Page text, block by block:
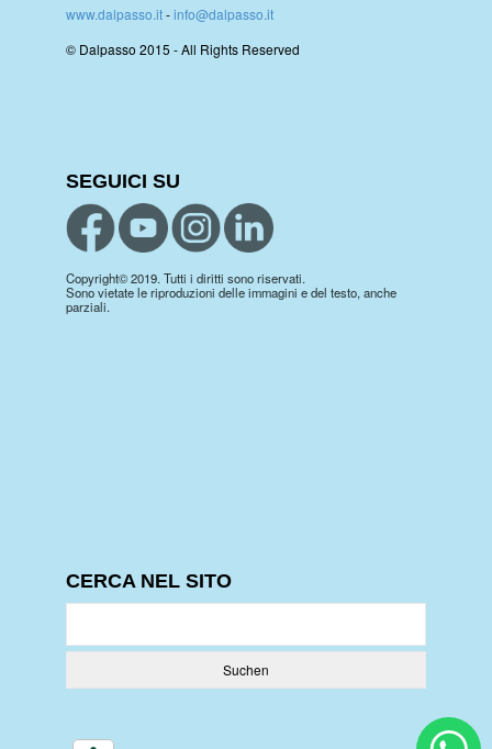
www.dalpasso.it-info@dalpasso.it
© Dalpasso 2015 - All Rights Reserved
SEGUICI SU
Copyright© 2019. Tutti i diritti sono riservati.
Sono vietate le riproduzioni delle immagini e del testo, anche
parziali.
CERCA NEL SITO